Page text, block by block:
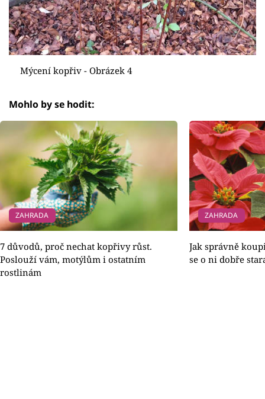
Mýcení kopřiv - Obrázek 4
Mohlo by se hodit:
ZAHRADA
7 důvodů, proč nechat kopřivy růst.
Poslouží vám, motýlům i ostatním
rostlinám
ZAHRADA
Jak správně
se o ni dobře